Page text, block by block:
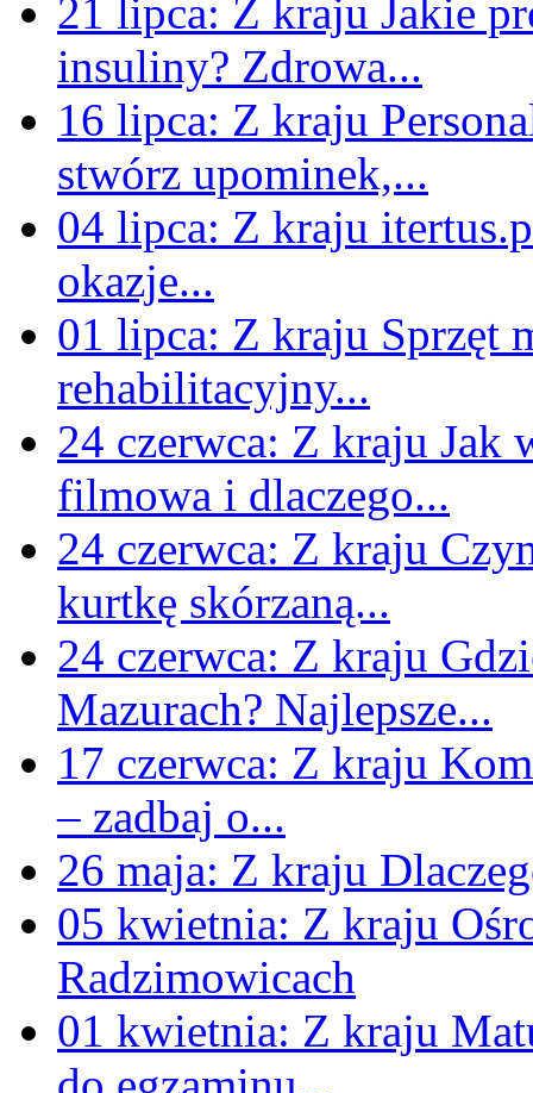
08/03/2019: Fryderyki. 25
Z kraju
08/03/2019: Całkiem
państwo - prof. N. Davies
brexicie
Z kraju
22/02/2019: Dekarze
zarobków
Z kraju
12/02/2019: Polska może
Gwiazdowski
Z kraju
08/01/2019: Rozkwit
działają?
21 lipca: Z kraju Jakie
insuliny? Zdrowa...
16 lipca: Z kraju
stwórz upominek,...
04 lipca: Z kraju
okazje...
01 lipca: Z kraju Sprzęt
rehabilitacyjny...
24 czerwca: Z kraju Jak
filmowa i dlaczego...
24 czerwca: Z kraju
kurtkę skórzaną...
24 czerwca: Z kraju
Mazurach? Najlepsze...
17 czerwca: Z kraju
– zadbaj o...
26 maja: Z kraju
05 kwietnia: Z kraju
Radzimowicach
01 kwietnia: Z kraju